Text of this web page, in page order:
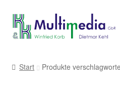
Zur
Navigation
Zum
Inhalt
Start Produkte